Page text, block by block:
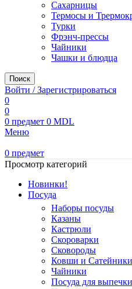
Сахарницы
Термосы и
Турки
Фрэнч-прессы
Чайники
Чашки и блюдца
Поиск
Войти / Зарегистрироваться
0
0
0 предмет 0 MDL
Меню
0 предмет
Просмотр категорий
Новинки!
Посуда
Наборы посуды
Казаны
Кастрюли
Скороварки
Сковороды
Ковши и Сатейники
Чайники
Посуда для